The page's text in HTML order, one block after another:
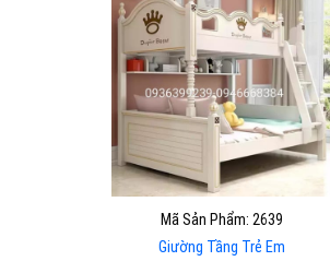
Mã Sản Phẩm: 2639
Giường Tầng Trẻ Em